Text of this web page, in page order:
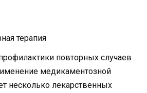
терапия
повторных случаев
медикаментозной
несколько лекарственных